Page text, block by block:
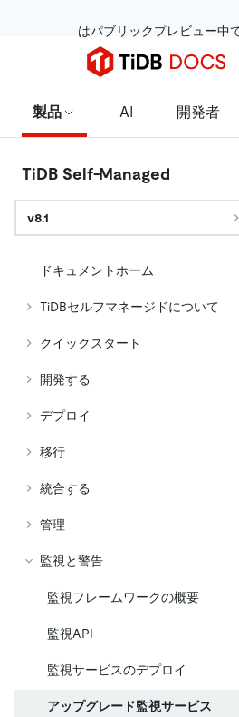
はパブリックプレビュー中
製品 AI 開発者
TiDB Self-Managed
v8.1
ドキュメントホーム
TiDBセルフマネージドについて
クイックスタート
開発する
デプロイ
移行
統合する
管理
監視と警告
監視フレームワークの概要
監視API
監視サービスのデプロイ
アップグレード監視サービス